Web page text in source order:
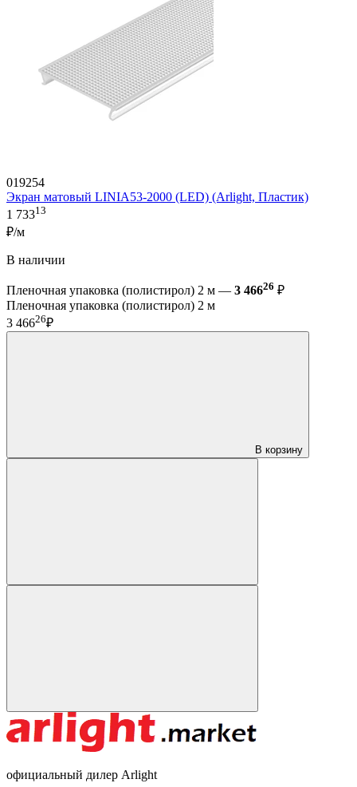
019254
Экран матовый LINIA53-2000 (LED) (Arlight, Пластик)
1 73313
₽/м
В наличии
Пленочная упаковка (полистирол) 2 м — 3 46626 ₽
Пленочная упаковка (полистирол) 2 м
3 46626₽
В корзину
официальный дилер Arlight